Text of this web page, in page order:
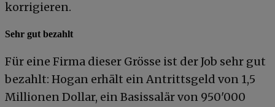
korrigieren.
Sehr gut bezahlt
Für eine Firma dieser Grösse ist der Job sehr gut
bezahlt: Hogan erhält ein Antrittsgeld von 1,5
Millionen Dollar, ein Basissalär von 950'000